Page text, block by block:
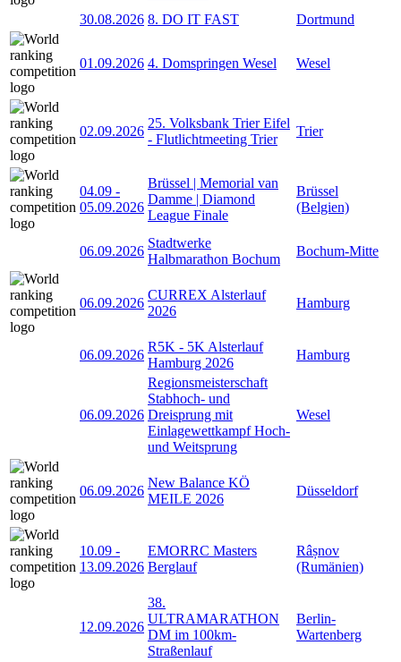
30.08.2026 8. DO IT FAST Dortmund
01.09.2026 4. Domspringen Wesel Wesel
02.09.2026
25. Volksbank Trier Eifel
- Flutlichtmeeting Trier
Trier
04.09 -
05.09.2026
Brüssel | Memorial van
Damme | Diamond
League Finale
Brüssel
(Belgien)
06.09.2026
Stadtwerke
Halbmarathon Bochum
Bochum-Mitte
06.09.2026
CURREX Alsterlauf
2026
Hamburg
06.09.2026
R5K - 5K Alsterlauf
Hamburg 2026
Hamburg
06.09.2026
Regionsmeisterschaft
Stabhoch- und
Dreisprung mit
Einlagewettkampf Hoch-
und Weitsprung
Wesel
06.09.2026
New Balance KÖ
MEILE 2026
Düsseldorf
10.09 -
13.09.2026
EMORRC Masters
Berglauf
Râșnov
(Rumänien)
12.09.2026
38.
ULTRAMARATHON
DM im 100km-
Straßenlauf
Berlin-
Wartenberg